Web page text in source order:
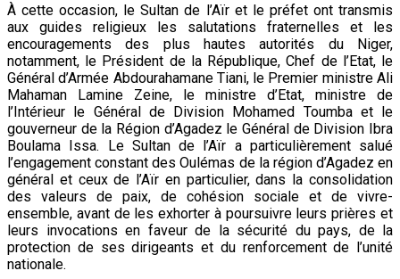
À cette occasion, le Sultan de l’Aïr et le préfet ont transmis
aux guides religieux les salutations fraternelles et les
encouragements des plus hautes autorités du Niger,
notamment, le Président de la République, Chef de l’Etat, le
Général d’Armée Abdourahamane Tiani, le Premier ministre Ali
Mahaman Lamine Zeine, le ministre d’Etat, ministre de
l’Intérieur le Général de Division Mohamed Toumba et le
gouverneur de la Région d’Agadez le Général de Division Ibra
Boulama Issa. Le Sultan de l’Aïr a particulièrement salué
l’engagement constant des Oulémas de la région d’Agadez en
général et ceux de l’Aïr en particulier, dans la consolidation
des valeurs de paix, de cohésion sociale et de vivre-
ensemble, avant de les exhorter à poursuivre leurs prières et
leurs invocations en faveur de la sécurité du pays, de la
protection de ses dirigeants et du renforcement de l’unité
nationale.